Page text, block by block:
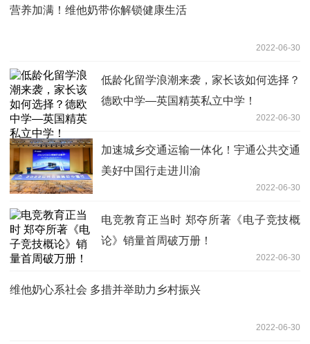
营养加满！维他奶带你解锁健康生活
2022-06-30
低龄化留学浪潮来袭，家长该如何选择？
德欧中学—英国精英私立中学！
2022-06-30
加速城乡交通运输一体化！宇通公共交通
美好中国行走进川渝
2022-06-30
电竞教育正当时 郑夺所著《电子竞技概
论》销量首周破万册！
2022-06-30
维他奶心系社会 多措并举助力乡村振兴
2022-06-30